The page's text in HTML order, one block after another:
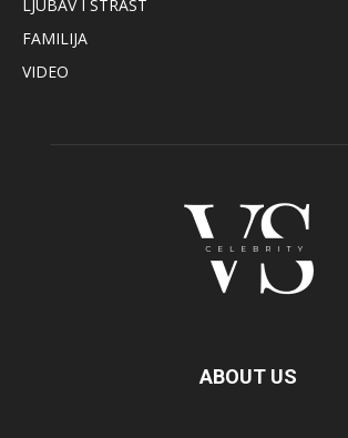
LJUBAV I STRAST
FAMILIJA
VIDEO
ABOUT US